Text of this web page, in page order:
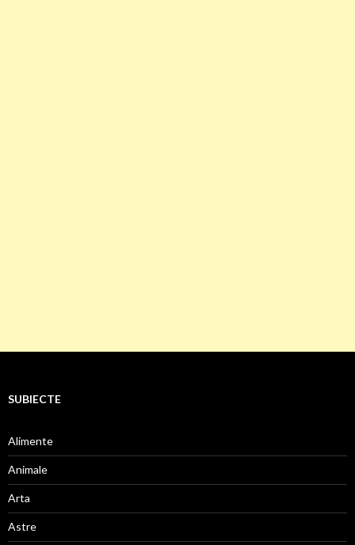
SUBIECTE
Alimente
Animale
Arta
Astre